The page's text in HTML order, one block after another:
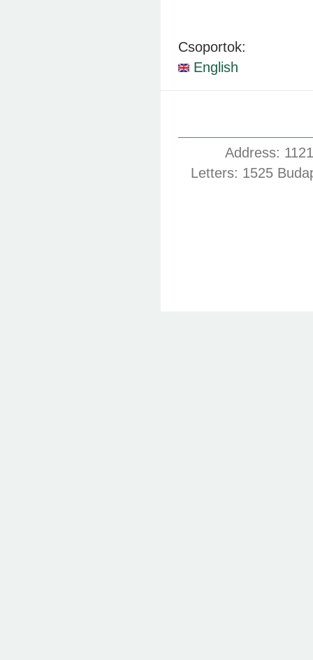
Csoportok:
English
Address:
Letters: 1525